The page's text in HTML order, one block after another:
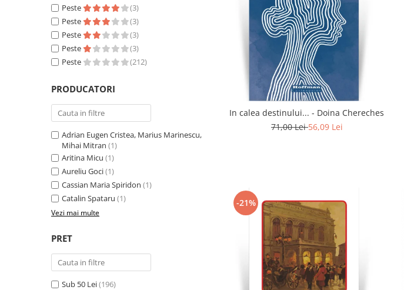
Contemporana
Non-fictiune
Publicistica / Reportaje / Interviuri
Stiinte umaniste
Sociologie si filozofie
Peste
(3)
Peste
(3)
Peste
(3)
Peste
(3)
Peste
(212)
PRODUCATORI
Adrian Eugen Cristea, Marius Marinescu,
Mihai Mitran (1)
Aritina Micu (1)
Aureliu Goci(1)
Cassian Maria Spiridon (1)
Catalin Spataru (1)
Vezi mai multe
PRET
Sub 50 Lei(196)
In calea destinului... - Doina Chereches
71,00 Lei56,09 Lei
-21%